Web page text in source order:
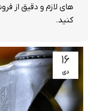
های لازم و دقیق از
کنید.
۱۶
دی